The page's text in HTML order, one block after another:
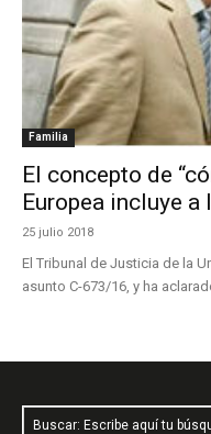
Familia
El concepto de
Europea incluye a
25 julio 2018
El Tribunal de Justicia de la
asunto C-673/16, y ha
Buscar: Escribe aquí tu